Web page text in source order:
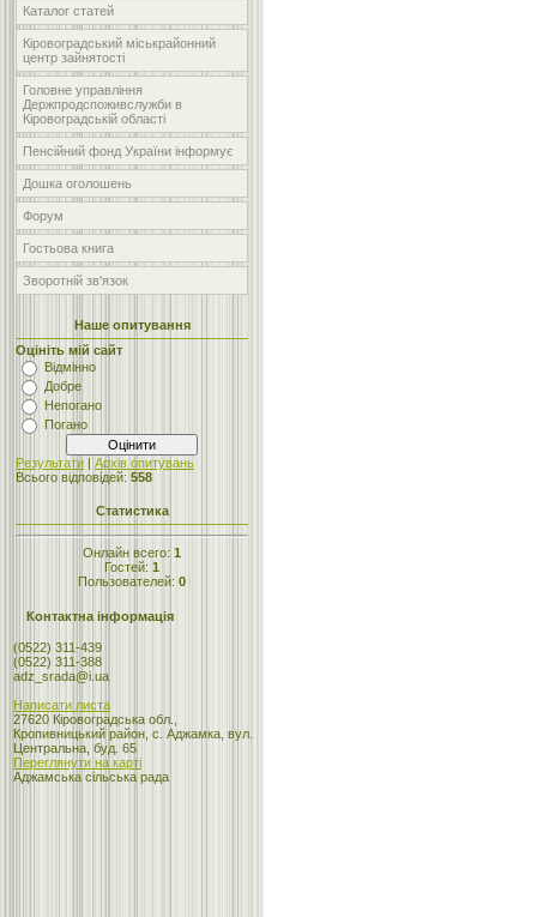
Каталог статей
Кіровоградський міськрайонний
центр зайнятості
Головне управління
Держпродспоживслужби в
Кіровоградській області
Пенсійний фонд України інформує
Дошка оголошень
Форум
Гостьова книга
Зворотній зв'язок
Наше опитування
Оцініть мій сайт
Відмінно
Добре
Непогано
Погано
Результати | Архів опитувань
Всього відповідей: 558
Статистика
Онлайн всего: 1
Гостей: 1
Пользователей: 0
Контактна інформація
(0522) 311-439
(0522) 311-388
adz_srada@i.ua
Написати листа
27620 Кіровоградська обл.,
Кропивницький район, с. Аджамка, вул.
Центральна, буд. 65
Переглянути на карті
Аджамська сільська рада